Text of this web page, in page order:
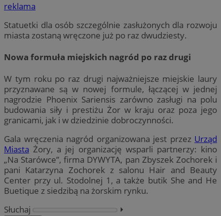
reklama
Statuetki dla osób szczególnie zasłużonych dla rozwoju
miasta zostaną wręczone już po raz dwudziesty.
Nowa formuła miejskich nagród po raz drugi
W tym roku po raz drugi najważniejsze miejskie laury
przyznawane są w nowej formule, łączącej w jednej
nagrodzie Phoenix Sariensis zarówno zasługi na polu
budowania siły i prestiżu Żor w kraju oraz poza jego
granicami, jak i w dziedzinie dobroczynności.
Gala wręczenia nagród organizowana jest przez Urząd
Miasta Żory, a jej organizację wsparli partnerzy: kino
„Na Starówce”, firma DYWYTA, pan Zbyszek Zochorek i
pani Katarzyna Zochorek z salonu Hair and Beauty
Center przy ul. Stodolnej 1, a także butik She and He
Buetique z siedzibą na żorskim rynku.
Słuchaj
⏵︎